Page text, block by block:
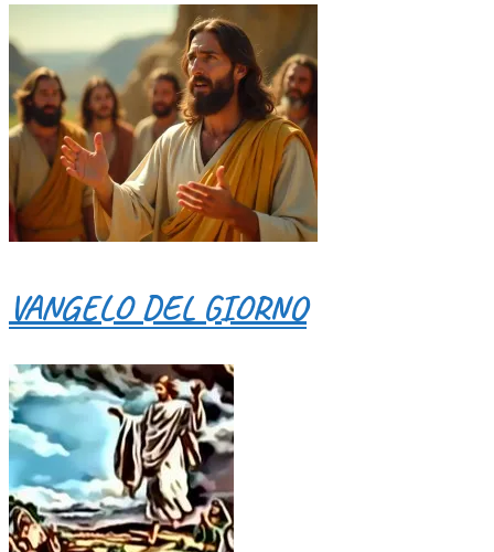
VANGELO DEL GIORNO